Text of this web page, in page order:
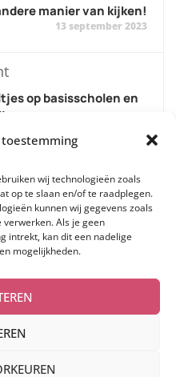
wij technologieën zoals
op te slaan en/of te raadplegen.
kunnen wij gegevens zoals
Als je geen
intrekt, kan dit een nadelige
mogelijkheden.
manier van kijken!
13 september 2023
op basisscholen en